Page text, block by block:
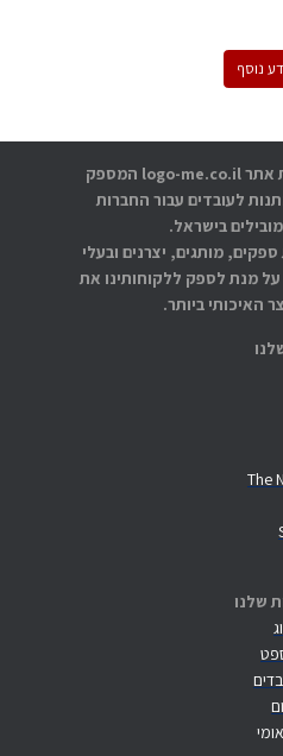
נוסף
The
שלנו
אתוס עסקים מפעילה את אתר logo-me.co.il המספק
לעובדים עבור החברות
בישראל.
מותגים, יצרנים ובעלי
מנת לספק ללקוחותינו את
האיכותי ביותר.